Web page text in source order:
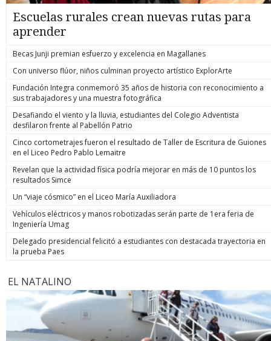
Escuelas rurales crean nuevas rutas para
aprender
Becas Junji premian esfuerzo y excelencia en Magallanes
Con universo flúor, niños culminan proyecto artístico ExplorArte
Fundación Integra conmemoró 35 años de historia con reconocimiento a
sus trabajadores y una muestra fotográfica
Desafiando el viento y la lluvia, estudiantes del Colegio Adventista
desfilaron frente al Pabellón Patrio
Cinco cortometrajes fueron el resultado de Taller de Escritura de Guiones
en el Liceo Pedro Pablo Lemaitre
Revelan que la actividad física podría mejorar en más de 10 puntos los
resultados Simce
Un “viaje cósmico” en el Liceo María Auxiliadora
Vehículos eléctricos y manos robotizadas serán parte de 1era feria de
Ingeniería Umag
Delegado presidencial felicitó a estudiantes con destacada trayectoria en
la prueba Paes
EL NATALINO